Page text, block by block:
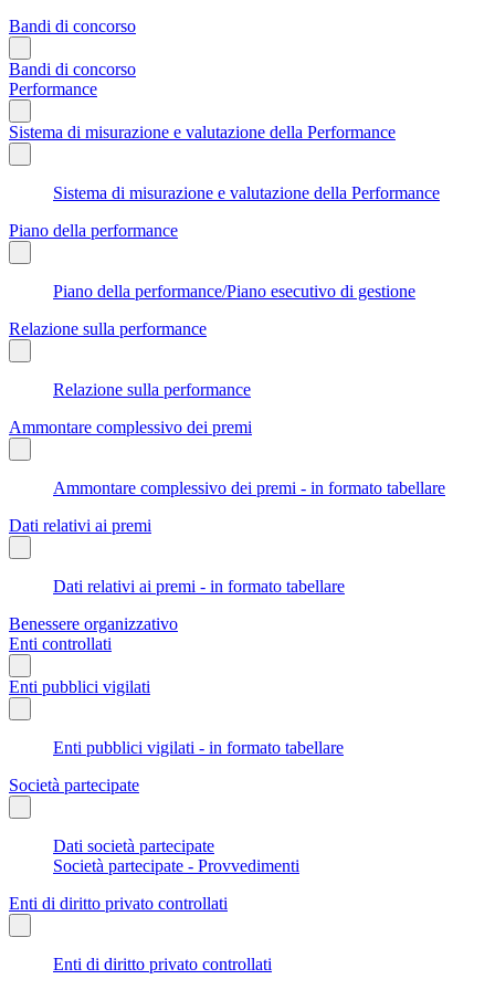
Bandi di concorso
Bandi di concorso
Performance
Sistema di misurazione e valutazione della Performance
Sistema di misurazione e valutazione della Performance
Piano della performance
Piano della performance/Piano esecutivo di gestione
Relazione sulla performance
Relazione sulla performance
Ammontare complessivo dei premi
Ammontare complessivo dei premi - in formato tabellare
Dati relativi ai premi
Dati relativi ai premi - in formato tabellare
Benessere organizzativo
Enti controllati
Enti pubblici vigilati
Enti pubblici vigilati - in formato tabellare
Società partecipate
Dati società partecipate
Società partecipate - Provvedimenti
Enti di diritto privato controllati
Enti di diritto privato controllati